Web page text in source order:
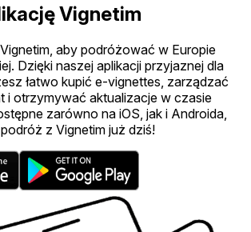
Vignetim
aby podróżować w Europie
Dzięki naszej aplikacji przyjaznej dla
łatwo kupić e-vignettes, zarządzać
i otrzymywać aktualizacje w czasie
zarówno na iOS, jak i Androida,
z Vignetim już dziś!